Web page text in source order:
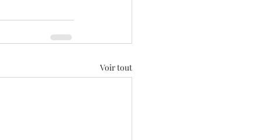
Voir tout